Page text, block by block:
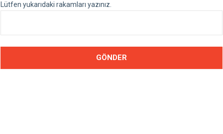
Lütfen yukarıdaki rakamları yazınız.